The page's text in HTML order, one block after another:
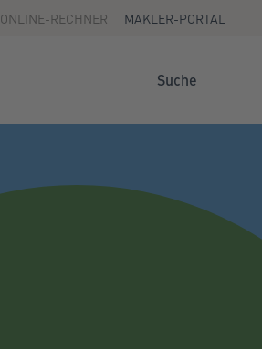
ONLINE-RECHNER MAKLER-PORTAL
Suche